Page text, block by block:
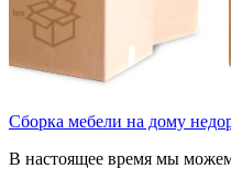
Сборка мебели на дому
В настоящее время мы